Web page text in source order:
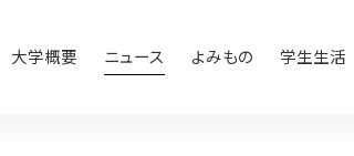
大学概要 ニュース よみもの 学生生活